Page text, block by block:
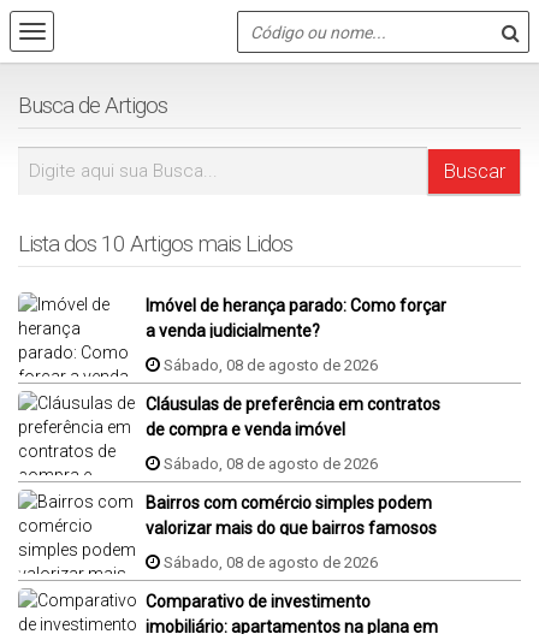
Busca de Artigos
Lista dos 10 Artigos mais Lidos
Imóvel de herança parado: Como forçar
a venda judicialmente?
Sábado, 08 de agosto de 2026
Cláusulas de preferência em contratos
de compra e venda imóvel
Sábado, 08 de agosto de 2026
Bairros com comércio simples podem
valorizar mais do que bairros famosos
Sábado, 08 de agosto de 2026
Comparativo de investimento
imobiliário: apartamentos na plana em